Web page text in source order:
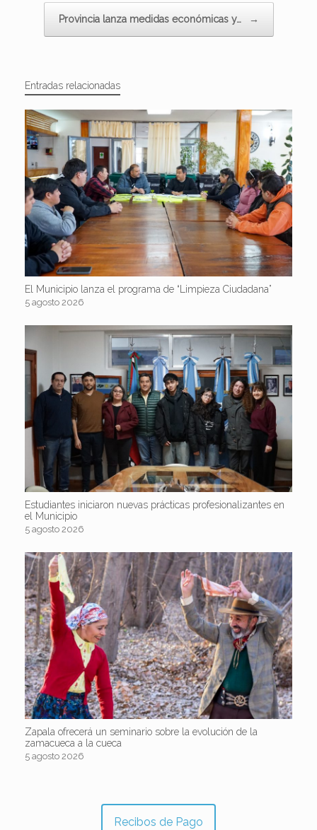
Provincia lanza medidas económicas y… →
Entradas relacionadas
El Municipio lanza el programa de “Limpieza Ciudadana”
5 agosto 2026
Estudiantes iniciaron nuevas prácticas profesionalizantes en
el Municipio
5 agosto 2026
Zapala ofrecerá un seminario sobre la evolución de la
zamacueca a la cueca
5 agosto 2026
Recibos de Pago